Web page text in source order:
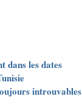
dans les dates
introuvables